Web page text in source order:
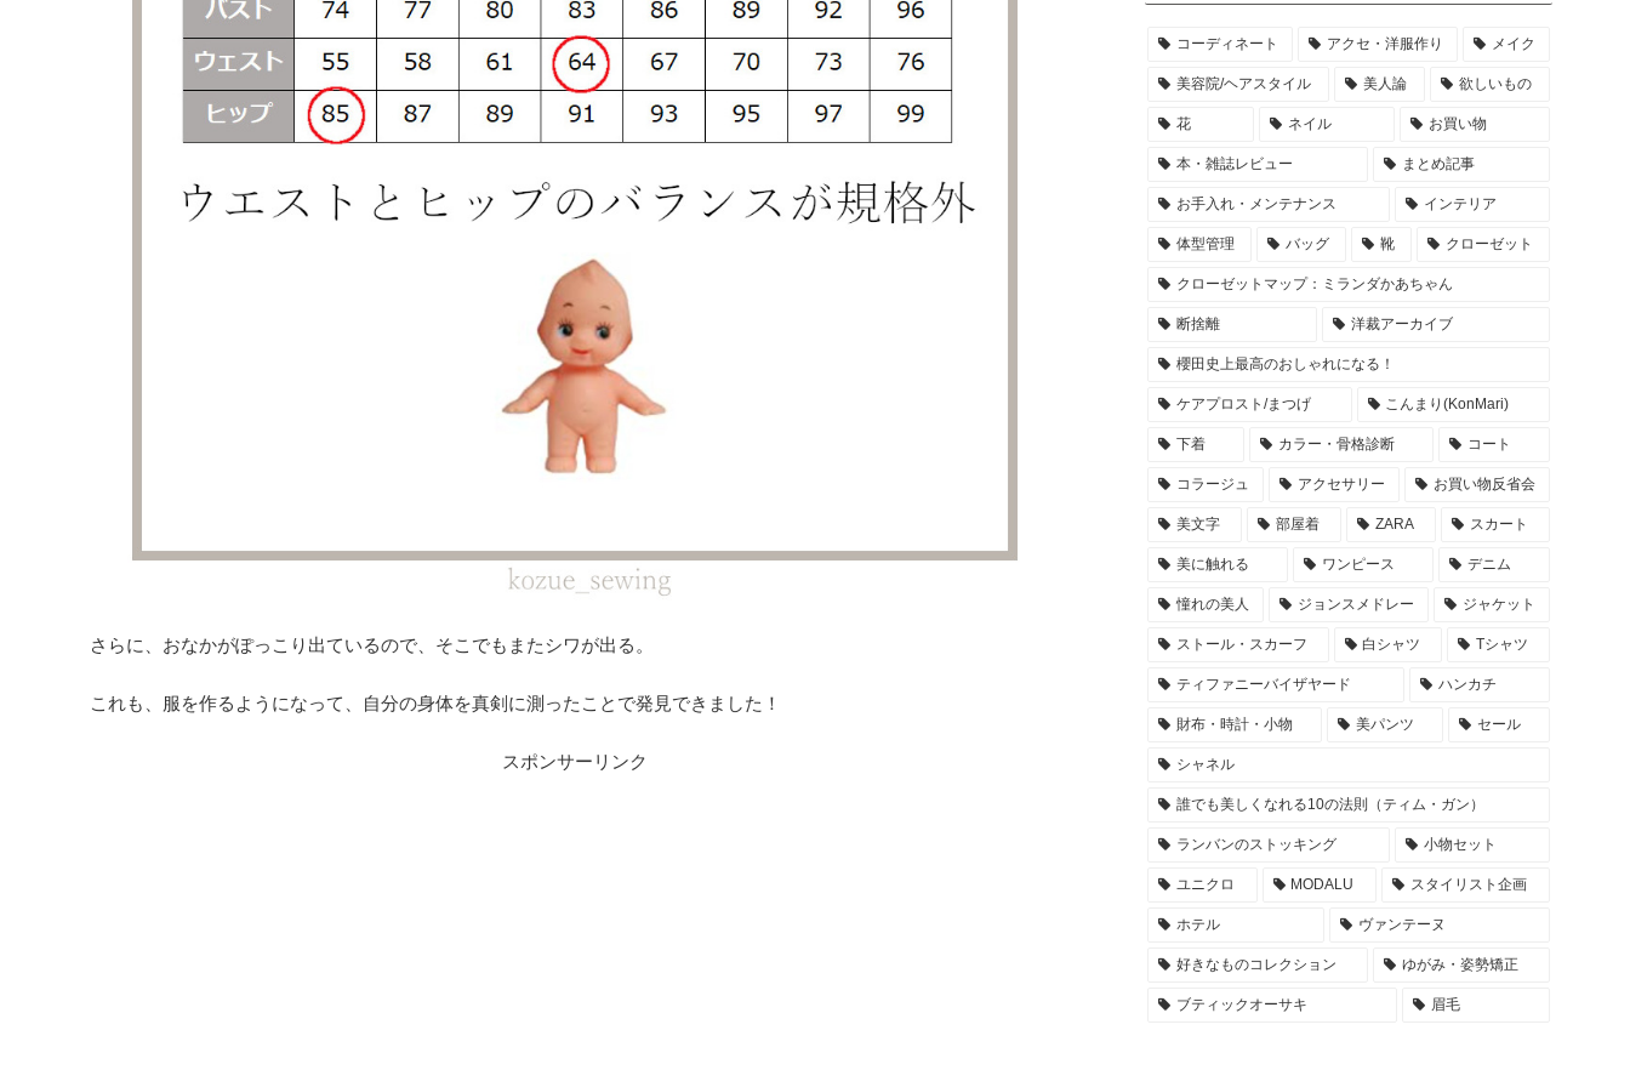
さらに、おなかがぽっこり出ているので、そこでもまたシワが出る。
これも、服を作るようになって、自分の身体を真剣に測ったことで発見できました！
スポンサーリンク
コーディネート アクセ・洋服作り メイク
美容院/ヘアスタイル 美人論 欲しいもの
花 ネイル お買い物
本・雑誌レビュー まとめ記事
お手入れ・メンテナンス インテリア
体型管理 バッグ 靴 クローゼット
クローゼットマップ：ミランダかあちゃん
断捨離 洋裁アーカイブ
櫻田史上最高のおしゃれになる！
ケアプロスト/まつげ こんまり(KonMari)
下着 カラー・骨格診断 コート
コラージュ アクセサリー お買い物反省会
美文字 部屋着 ZARA スカート
美に触れる ワンピース デニム
憧れの美人 ジョンスメドレー ジャケット
ストール・スカーフ 白シャツ Tシャツ
ティファニーバイザヤード ハンカチ
財布・時計・小物 美パンツ セール
シャネル
誰でも美しくなれる10の法則（ティム・ガン）
ランバンのストッキング 小物セット
ユニクロ MODALU スタイリスト企画
ホテル ヴァンテーヌ
好きなものコレクション ゆがみ・姿勢矯正
ブティックオーサキ 眉毛